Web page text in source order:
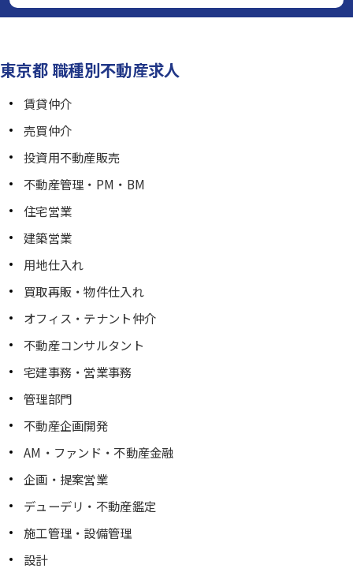
東京都 職種別不動産求人
賃貸仲介
売買仲介
投資用不動産販売
不動産管理・PM・BM
住宅営業
建築営業
用地仕入れ
買取再販・物件仕入れ
オフィス・テナント仲介
不動産コンサルタント
宅建事務・営業事務
管理部門
不動産企画開発
AM・ファンド・不動産金融
企画・提案営業
デューデリ・不動産鑑定
施工管理・設備管理
設計